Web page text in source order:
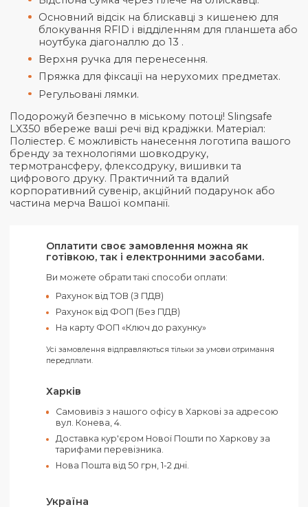
сталеві стропи).
Secure zip tab (спеціальна дуга фіксує язичок
блискавки).
Roobar ™ anti-theft anchor lock (система
замикання блискавки).
Turn & Lock security hooks (карабін фіксатор
нерухомих предметах).
Конструкція рюкзака:
Відстібна сумка через плече на блискавці.
Основний відсік на блискавці з кишенею
блокування RFID і відділенням для
ноутбука діагоналлю до 13 .
Регульовані лямки.
Подорожуй безпечно в міському потоці! Slingsafe
LX350 вбереже ваші речі від крадіжки. Матеріал:
Поліестер. Є можливість нанесення логотипа
бренду за технологіями шовкодруку,
термотрансферу, флексодруку, вишивки та
цифрового друку. Практичний та вдалий
корпоративний сувенір, акційний подарунок або
Оплатити своє замовлення можна як
готівкою, так і електронними засобами.
Ви можете обрати такі способи оплати:
Рахунок від ФОП (Без ПДВ)